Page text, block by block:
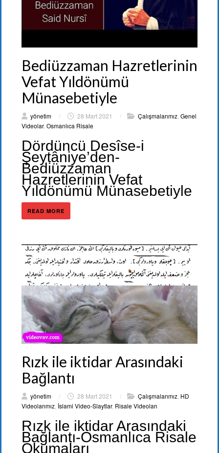
Bediüzzaman Hazretlerinin
Vefat Yıldönümü
Münasebetiyle
yönetim / 28 Mart 2021 / Çalışmalarımız Genel
Videolar, Osmanlıca Risale
Dördüncü Desîse-i
Şeytâniye’den-
Bediüzzaman
Hazretlerinin Vefat
Yıldönümü Münasebetiyle
READ MORE
Rızk ile iktidar Arasındaki
Bağlantı
yönetim / 28 Mart 2021 / Çalışmalarımız HD
Videolarımız İslami Video-Slaytlar, Risale Videoları
Rızk ile iktidar Arasındaki
Bağlantı-Osmanlıca Risale
Okumaları